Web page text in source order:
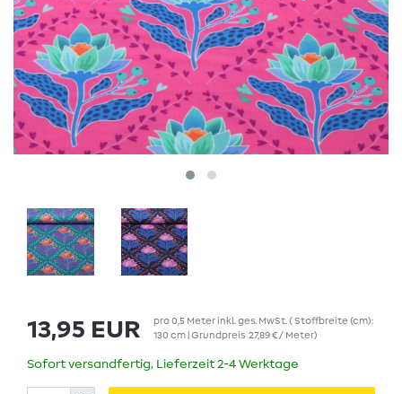
13,95 EUR pro0,5 Meterinkl. ges. MwSt. ( Stoffbreite (cm):
130 cm | Grundpreis 27,89 € / Meter)
Sofort versandfertig, Lieferzeit 2-4 Werktage